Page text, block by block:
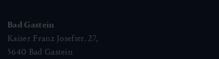
Bad Gastein
Kaiser Franz Josefstr. 27,
5640 Bad Gastein